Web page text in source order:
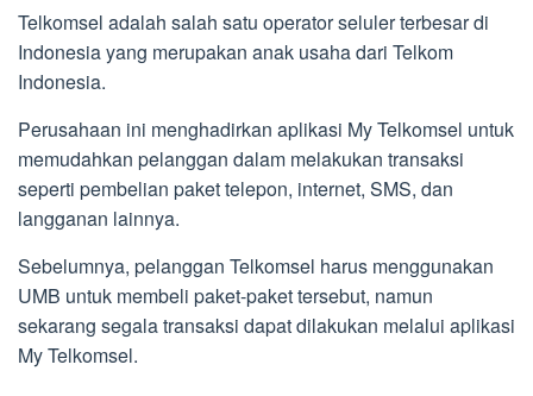
Telkomsel adalah salah satu operator seluler terbesar di
Indonesia yang merupakan anak usaha dari Telkom
Indonesia.
Perusahaan ini menghadirkan aplikasi My Telkomsel untuk
memudahkan pelanggan dalam melakukan transaksi
seperti pembelian paket telepon, internet, SMS, dan
langganan lainnya.
Sebelumnya, pelanggan Telkomsel harus menggunakan
UMB untuk membeli paket-paket tersebut, namun
sekarang segala transaksi dapat dilakukan melalui aplikasi
My Telkomsel.